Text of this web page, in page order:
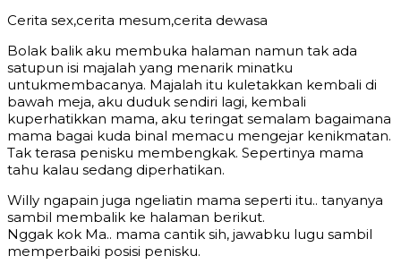
Cerita sex,cerita mesum,cerita dewasa
Bolak balik aku membuka halaman namun tak ada
satupun isi majalah yang menarik minatku
untukmembacanya. Majalah itu kuletakkan kembali di
bawah meja, aku duduk sendiri lagi, kembali
kuperhatikkan mama, aku teringat semalam bagaimana
mama bagai kuda binal memacu mengejar kenikmatan.
Tak terasa penisku membengkak. Sepertinya mama
tahu kalau sedang diperhatikan.
Willy ngapain juga ngeliatin mama seperti itu.. tanyanya
sambil membalik ke halaman berikut.
Nggak kok Ma.. mama cantik sih, jawabku lugu sambil
memperbaiki posisi penisku.